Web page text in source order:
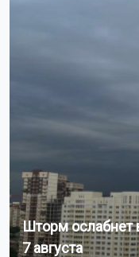
Шторм ослабнет
7 августа